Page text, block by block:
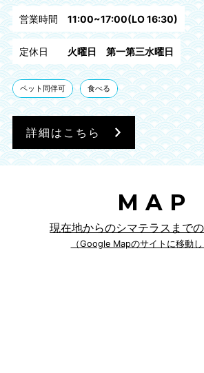
営業時間 11:00~17:00(LO 16:30)
定休日 火曜日 第一第三水曜日
ペット同伴可 食べる
詳細はこちら
MAP
現在地からのシマテラスまで
（Google Mapのサイトに移動し